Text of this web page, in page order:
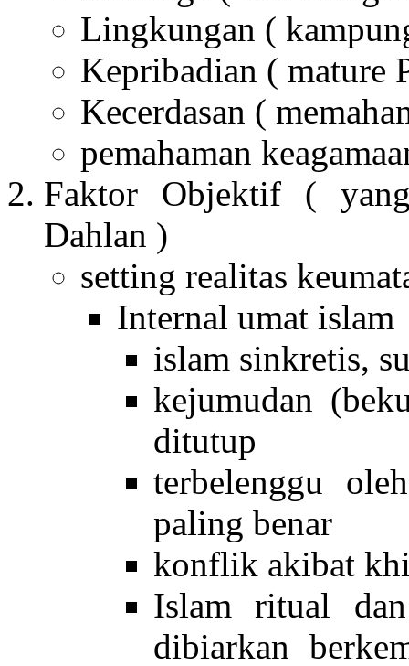
Lingkungan (
Kepribadian ( mature
Kecerdasan (
pemahaman
Faktor Objektif (
Dahlan )
setting realitas
Internal umat islam
islam sinkretis,
kejumudan
ditutup
terbelenggu
paling benar
konflik akibat
Islam ritual
dibiarkan